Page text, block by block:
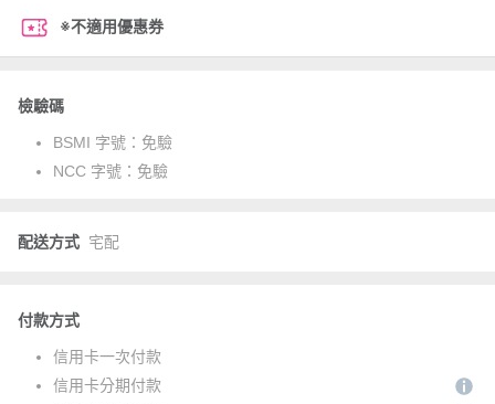
※不適用優惠券
檢驗碼
BSMI 字號： 免驗
NCC 字號： 免驗
配送方式 宅配
付款方式
信用卡一次付款
信用卡分期付款